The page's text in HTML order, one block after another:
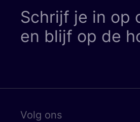
Schrijf je in op
en blijf op de
Volg ons